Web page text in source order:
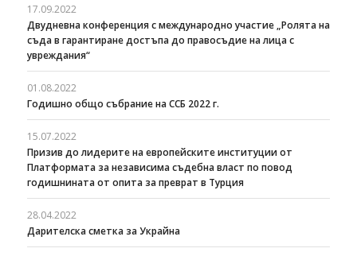
17.09.2022
Двудневна конференция с международно участие „Ролята на
съда в гарантиране достъпа до правосъдие на лица с
увреждания“
01.08.2022
Годишно общо събрание на ССБ 2022 г.
15.07.2022
Призив до лидерите на европейските институции от
Платформата за независима съдебна власт по повод
годишнината от опита за преврат в Турция
28.04.2022
Дарителска сметка за Украйна